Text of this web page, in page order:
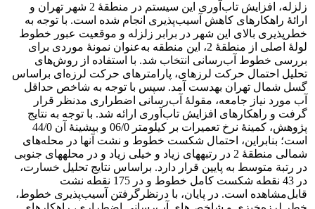
زلزله، افزایش تاب‌آوری این سیستم در منطقۀ 2 شهر تهران و
ارائۀ راهکارهای کاهش آسیب‌پذیری انجام شده است. با توجه به
خطرپذیری بالای این شهر در برابر زلزله و موقعیت عبور خطوط
لولۀ اصلی از منطقۀ 2، این منطقه به‌عنوان نمونۀ موردی برای
بررسی خطوط آب‌رسانی انتخاب شد. با استفاده از روش‌های
تحلیل احتمال حرکت لرزه­ای، پارامترهای حرکت لرزه‌ای براساس
گسل شمال تهران به­دست آمد. سپس با توجه به شاخص حداقل
آب مورد نیاز جامعه، مقولۀ آب‌رسانی اضطراری مدنظر قرار
گرفت و راهکارهای افزایش تاب‌آوری ارائه شد. با توجه به نتایج
پژوهش، کمینۀ نرخ تعمیرات بر کیلومتر 06/0 و بیشینۀ آن 44/0
است؛ بنابراین، احتمال شکست خطوط و نشت آن­ها در محله‌های
شمالی منطقۀ 2 در رتبه­های زیاد و خیلی زیاد و در محله­های جنوبی
در رتبة متوسط به پایین قرار دارد. براساس نتایج تحلیل خسارت،
در 43 نقطه شکست کامل خطوط و در 175 نقطه نشت
قابل‌مشاهده است. در پایان، با درنظرگرفتن آسیب‌پذیری خطوط،